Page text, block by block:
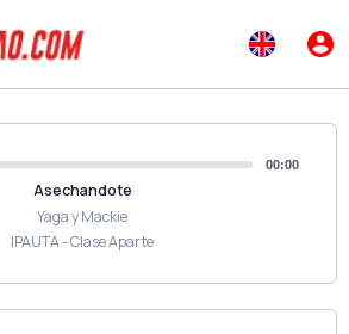
00:00
Asechandote
Yaga y Mackie
IPAUTA - Clase Aparte